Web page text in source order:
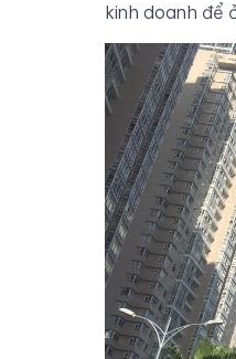
kinh doanh để